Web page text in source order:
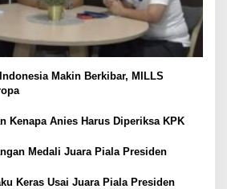
Makin Berkibar, MILLS
Kenapa Anies Harus Diperiksa KPK
Medali Juara Piala Presiden
Keras Usai Juara Piala Presiden